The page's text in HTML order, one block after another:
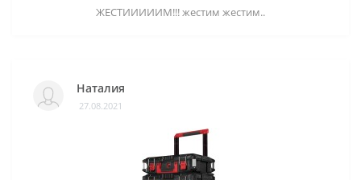
ЖЕСТИИИИИМ!!! жестим жестим..
Наталия
27.08.2021